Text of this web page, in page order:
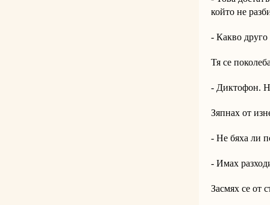
който не
- Какво друго
Тя се
- Диктофон.
Зяпнах от
- Не бяха ли
- Имах
Засмях се от